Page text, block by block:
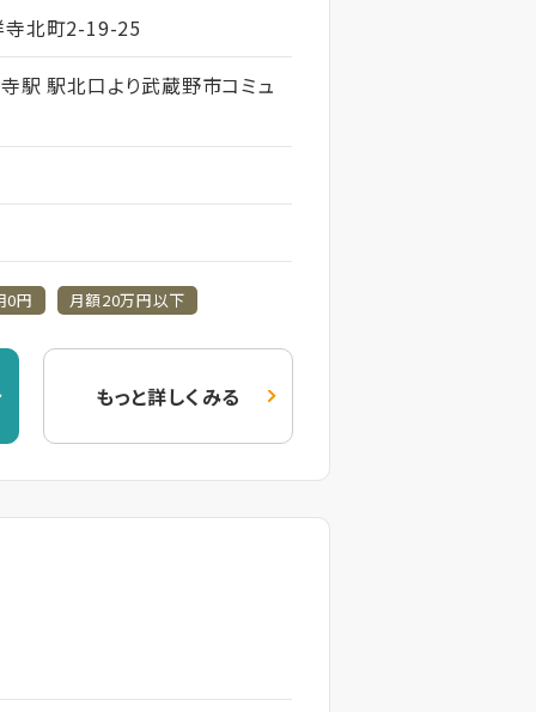
寺北町2-19-25
駅 駅北口より武蔵野市コミュ
0円 月額20万円以下
もっと詳しくみる